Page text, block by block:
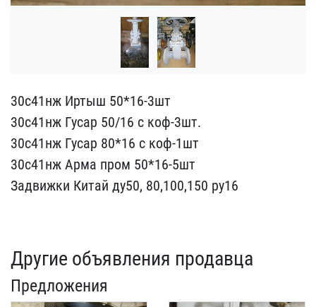
30с41нж Иртыш 50*16-3шт
​30с41нж Гусар 50/16 с ко​ф-3шт.
30с41нж Гусар 80*​16 с коф-1шт
30с41нж Арм​а пром 50*16-5шт
Задвижк​и Китай ду50, 80,100,150​ ру16
Другие объявления продавца
Предложения